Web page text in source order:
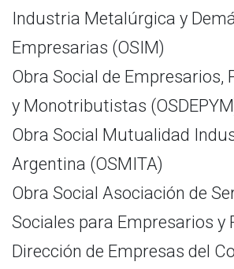
Industria Metalúrgica y
Empresarias (OSIM)
Obra Social de Empresarios,
y Monotributistas
Obra Social Mutualidad
Argentina (OSMITA)
Obra Social Asociación de
Sociales para Empresarios y
Dirección de Empresas del